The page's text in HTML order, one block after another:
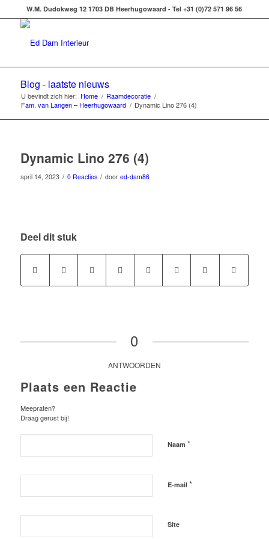
W.M. Dudokweg 12 1703 DB Heerhugowaard - Tel +31 (0)72 571 96 56
Blog - laatste nieuws
U bevindt zich hier: Home / Raamdecoratie /
Fam. van Langen – Heerhugowaard / Dynamic Lino 276 (4)
Dynamic Lino 276 (4)
april 14, 2023 / 0 Reacties / door ed-dam86
Deel dit stuk
0
ANTWOORDEN
Plaats een Reactie
Meepraten?
Draag gerust bij!
Naam *
E-mail *
Site